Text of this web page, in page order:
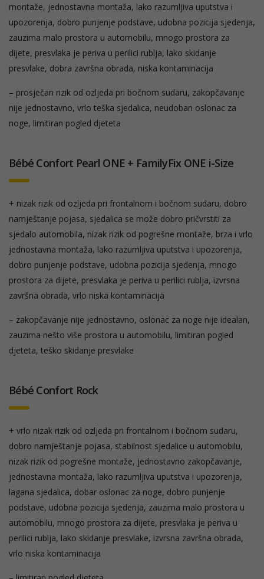
montaže, jednostavna montaža, lako razumljiva uputstva i
upozorenja, dobro punjenje podstave, udobna pozicija sjedenja,
zauzima malo prostora u automobilu, mnogo prostora za
dijete, presvlaka je periva u perilici rublja, lako skidanje
presvlake, dobra završna obrada, niska kontaminacija
– prosječan rizik od ozljeda pri bočnom sudaru, zakopčavanje
nije jednostavno, vrlo teška sjedalica, neudoban oslonac za
noge, limitiran pogled djeteta
Bébé Confort Pearl ONE + FamilyFix ONE i-Size
+ nizak rizik od ozljeda pri frontalnom i bočnom sudaru, dobro
namještanje pojasa, sjedalica se može dobro pričvrstiti za
sjedalo automobila, nizak rizik od pogrešne montaže, brza i vrlo
jednostavna montaža, lako razumljiva uputstva i upozorenja,
dobro punjenje podstave, udobna pozicija sjedenja, mnogo
prostora za dijete, presvlaka je periva u perilici rublja, izvrsna
završna obrada, vrlo niska kontaminacija
– zakopčavanje nije jednostavno, oslonac za noge nije idealan,
zauzima nešto više prostora u automobilu, limitiran pogled
djeteta, teško skidanje presvlake
Bébé Confort Rock
+ vrlo nizak rizik od ozljeda pri frontalnom i bočnom sudaru,
dobro namještanje pojasa, stabilnost sjedalice u automobilu,
nizak rizik od pogrešne montaže, jednostavno zakopčavanje,
jednostavna montaža, lako razumljiva uputstva i upozorenja,
lagana sjedalica, dobar oslonac za noge, dobro punjenje
podstave, udobna pozicija sjedenja, zauzima malo prostora u
automobilu, mnogo prostora za dijete, presvlaka je periva u
perilici rublja, lako skidanje presvlake, izvrsna završna obrada,
vrlo niska kontaminacija